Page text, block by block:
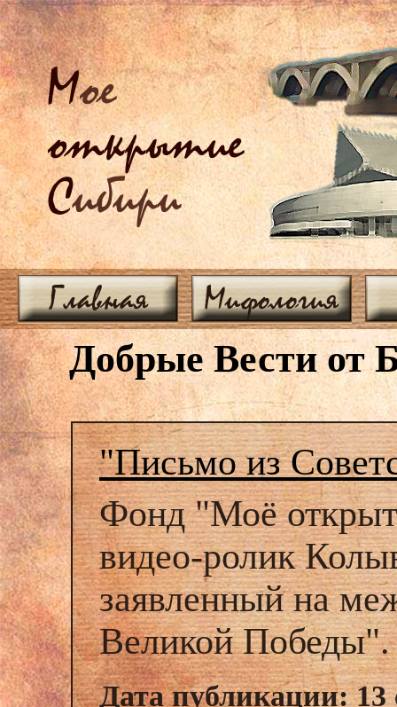
Мое
открытие
Сибири
Главная Мифология
Добрые Вести от
"Письмо из
Фонд "Моё
видео-ролик
заявленный на
Великой Победы".
Дата публикации: 13